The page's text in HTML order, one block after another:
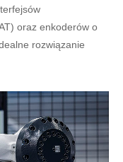
oraz enkoderów o
rozwiązanie